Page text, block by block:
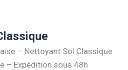
– Nettoyant Sol Classique
– Expédition sous 48h